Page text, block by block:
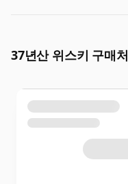
37년산 위스키 구매처